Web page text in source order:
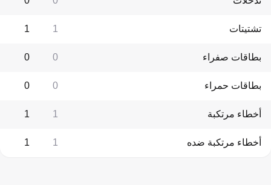
تشتيتات 1
1
بطاقات صفراء 0
0
بطاقات حمراء 0
0
أخطاء مرتكبة 1
1
أخطاء مرتكبة ضده 1
1